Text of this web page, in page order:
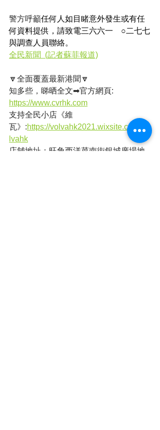
警方呼籲任何人如目睹意外發生或有任
何資料提供，請致電三六六一　○二七七
與調查人員聯絡。
全民新聞  (記者蘇菲報道)
🔽全面覆蓋最新港聞🔽
知多些，睇晒全文➡官方網頁:
https://www.cvrhk.com
支持全民小店《維
瓦》:https://volvahk2021.wixsite.com/vo
lvahk
店舖地址：旺角西洋菜南街銀城廣場地